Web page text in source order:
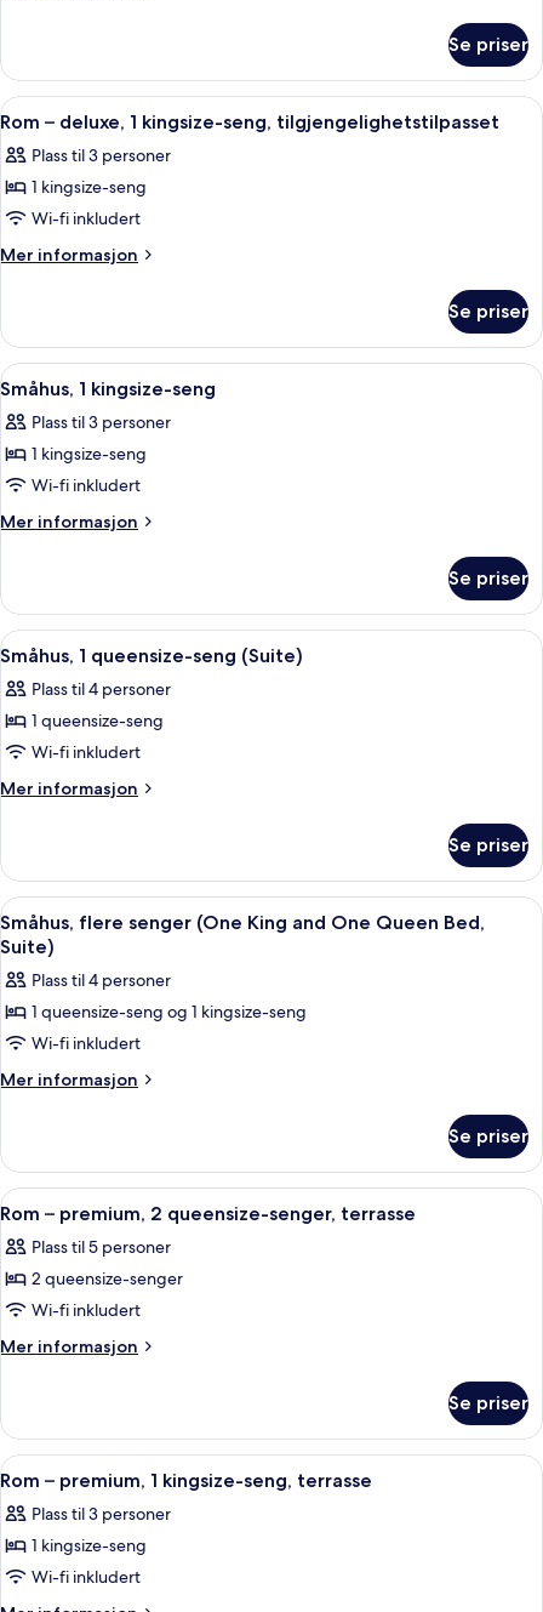
–
premium
Se priser
Åpne
alle
bildene
av
Rom
–
kingsize-
seng,
tilgjengelighetstilpasset
Rom – deluxe, 1 kingsize-seng,
5
Rom – deluxe, 1 kingsize-seng, tilgjengelighetstilpasset
Plass til 3 personer
1 kingsize-seng
Wi-fi inkludert
Mer informasjon
Mer
–
deluxe,
1
seng,
tilgjengelighetstilpasset
Se priser
Åpne
alle
bildene
av
Småhus,
1
Småhus, 1 kingsize-seng |
4
Småhus, 1 kingsize-seng
Plass til 3 personer
1 kingsize-seng
Wi-fi inkludert
Mer informasjon
Mer
1
kingsize-
seng
Se priser
Åpne
alle
bildene
av
Småhus,
1
(Suite)
Sengetøy i egyptisk bomull og
4
Småhus, 1 queensize-seng (Suite)
Plass til 4 personer
1 queensize-seng
Wi-fi inkludert
Mer informasjon
Mer
1
queensize-
seng
(Suite)
Se priser
Åpne
alle
bildene
av
Småhus,
flere
senger
and
One
Queen
Bed,
Suite)
Sengetøy i egyptisk bomull og
4
Småhus, flere senger (One King and One Queen Bed,
Suite)
Plass til 4 personer
1 queensize-seng og 1 kingsize-seng
Wi-fi inkludert
Mer informasjon
Mer
flere
senger
(One
and
One
Bed,
Suite)
Se priser
Åpne
alle
bildene
av
Rom
–
queensize-
senger,
terrasse
Rom – premium, 2 queensize-
4
Rom – premium, 2 queensize-senger, terrasse
Plass til 5 personer
2 queensize-senger
Wi-fi inkludert
Mer informasjon
Mer
–
premium,
2
queensize-
senger,
terrasse
Se priser
Åpne
alle
bildene
av
Rom
–
Rom – premium, 1 kingsize-seng,
4
Rom – premium, 1 kingsize-seng, terrasse
Plass til 3 personer
1 kingsize-seng
Wi-fi inkludert